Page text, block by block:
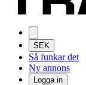
SEK
Så funkar det
Ny annons
Logga in